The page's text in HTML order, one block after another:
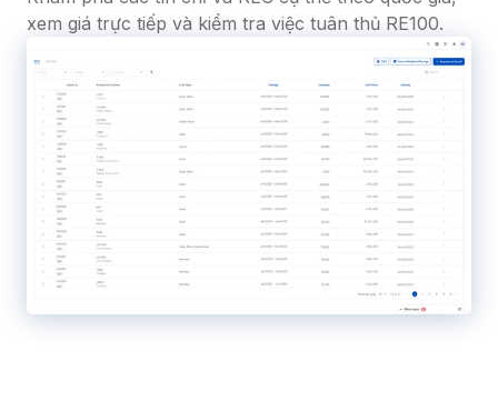
xem giá trực tiếp và kiểm tra việc tuân thủ RE100.